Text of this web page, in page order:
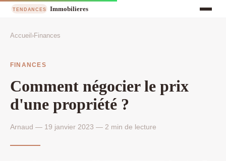
Accueil ›Finances
FINANCES
Comment négocier le prix
d'une propriété ?
Arnaud — 19 janvier 2023 — 2 min de lecture